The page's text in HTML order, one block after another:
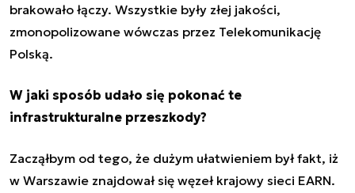
brakowało łączy. Wszystkie były złej jakości,
zmonopolizowane wówczas przez Telekomunikację
Polską.
W jaki sposób udało się pokonać te
infrastrukturalne przeszkody?
Zacząłbym od tego, że dużym ułatwieniem był fakt, iż
w Warszawie znajdował się węzeł krajowy sieci EARN.